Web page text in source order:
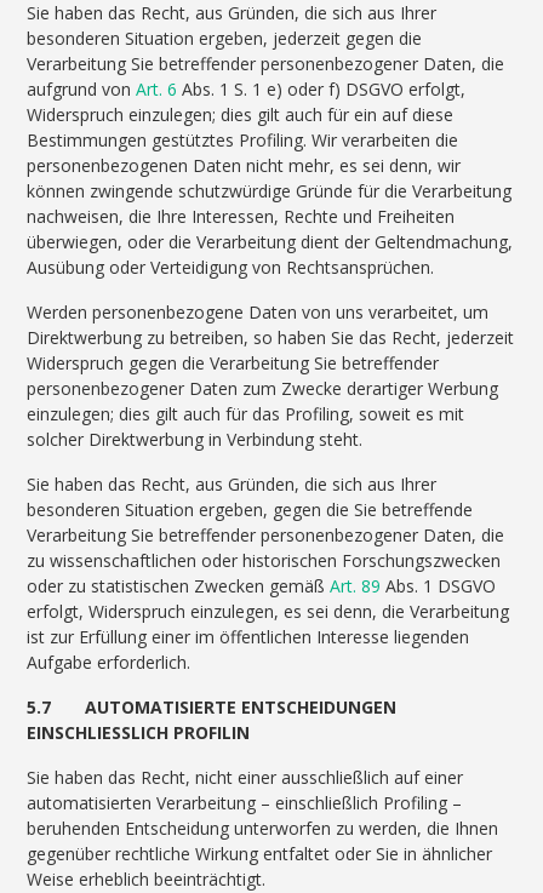
Sie haben das Recht, aus Gründen, die sich aus Ihrer
besonderen Situation ergeben, jederzeit gegen die
Verarbeitung Sie betreffender personenbezogener Daten, die
aufgrund vonArt. 6 Abs. 1 S. 1 e) oder f) DSGVO erfolgt,
Widerspruch einzulegen; dies gilt auch für ein auf diese
Bestimmungen gestütztes Profiling. Wir verarbeiten die
personenbezogenen Daten nicht mehr, es sei denn, wir
können zwingende schutzwürdige Gründe für die Verarbeitung
nachweisen, die Ihre Interessen, Rechte und Freiheiten
überwiegen, oder die Verarbeitung dient der Geltendmachung,
Ausübung oder Verteidigung von Rechtsansprüchen.
Werden personenbezogene Daten von uns verarbeitet, um
Direktwerbung zu betreiben, so haben Sie das Recht, jederzeit
Widerspruch gegen die Verarbeitung Sie betreffender
personenbezogener Daten zum Zwecke derartiger Werbung
einzulegen; dies gilt auch für das Profiling, soweit es mit
solcher Direktwerbung in Verbindung steht.
Sie haben das Recht, aus Gründen, die sich aus Ihrer
besonderen Situation ergeben, gegen die Sie betreffende
Verarbeitung Sie betreffender personenbezogener Daten, die
zu wissenschaftlichen oder historischen Forschungszwecken
oder zu statistischen Zwecken gemäßArt. 89 Abs. 1 DSGVO
erfolgt, Widerspruch einzulegen, es sei denn, die Verarbeitung
ist zur Erfüllung einer im öffentlichen Interesse liegenden
Aufgabe erforderlich.
5.7 AUTOMATISIERTE ENTSCHEIDUNGEN
EINSCHLIESSLICH PROFILIN
Sie haben das Recht, nicht einer ausschließlich auf einer
automatisierten Verarbeitung – einschließlich Profiling –
beruhenden Entscheidung unterworfen zu werden, die Ihnen
gegenüber rechtliche Wirkung entfaltet oder Sie in ähnlicher
Weise erheblich beeinträchtigt.